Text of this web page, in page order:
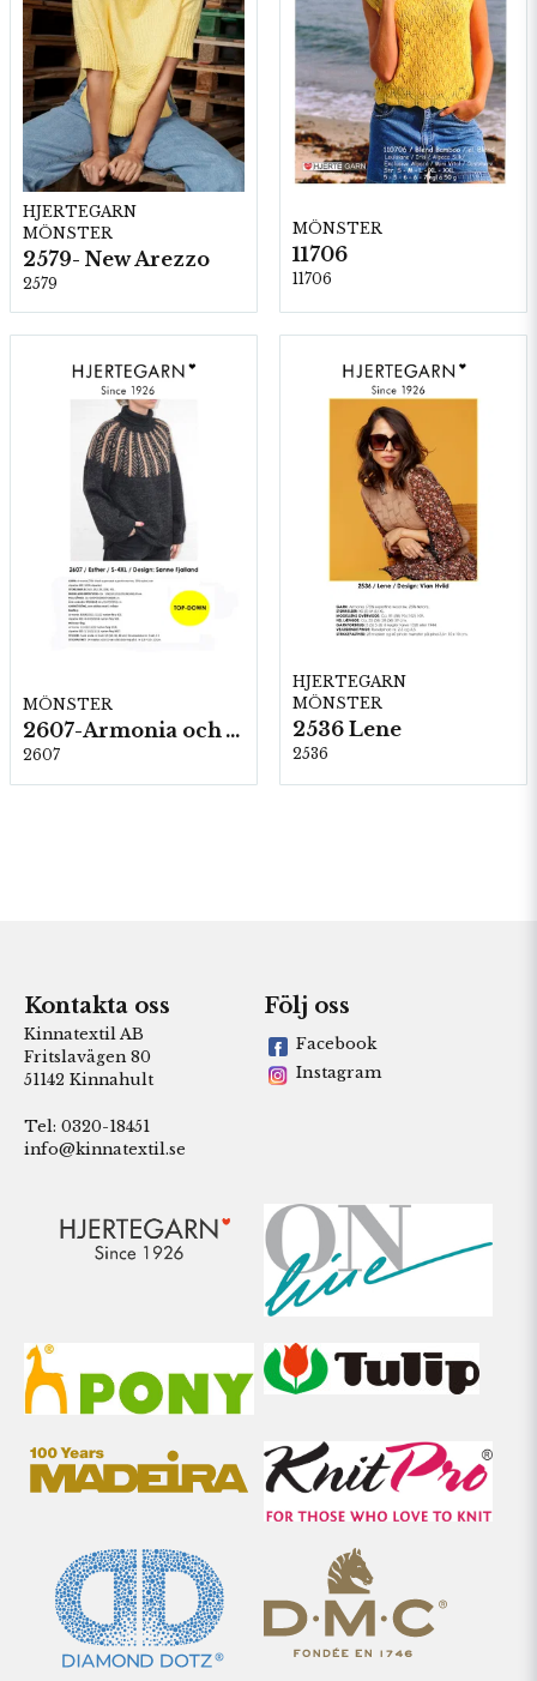
HJERTEGARN
MÖNSTER
2579- New Arezzo
2579
MÖNSTER
11706
11706
MÖNSTER
2607-Armonia och Alpaca 400
2607
HJERTEGARN
MÖNSTER
2536 Lene
2536
Kontakta oss
Kinnatextil AB
Fritslavägen 80
51142 Kinnahult
Tel: 0320-18451
info@kinnatextil.se
Följ oss
Facebook
Instagram